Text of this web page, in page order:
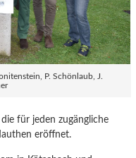
P. Schönlaub, J.
für jeden zugängliche
eröffnet.